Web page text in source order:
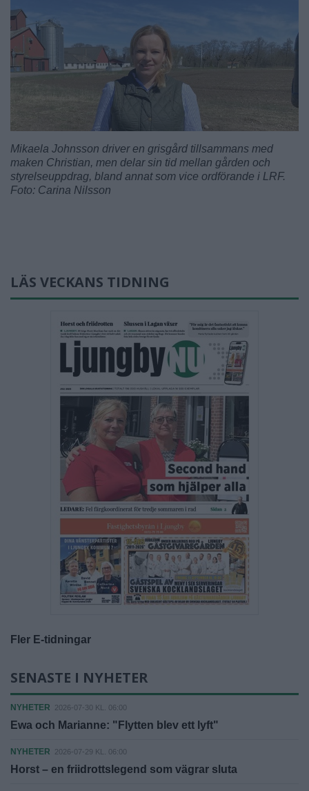
Mikaela Johnsson driver en grisgård tillsammans med
maken Christian, men delar sin tid mellan gården och
styrelseuppdrag, bland annat som vice ordförande i LRF.
Foto: Carina Nilsson
LÄS VECKANS TIDNING
Fler E-tidningar
SENASTE I NYHETER
NYHETER 2026-07-30 KL. 06:00
Ewa och Marianne: "Flytten blev ett lyft"
NYHETER 2026-07-29 KL. 06:00
Horst – en friidrottslegend som vägrar sluta